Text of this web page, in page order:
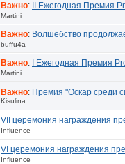
Важно: II Ежегодная Премия
Martini
Важно: Волшебство
buffu4a
Важно: I Ежегодная Премия
Martini
Важно: Премия "Оскар среди
Kisulina
VII церемония награждения
Influence
VI церемония награждения
Influence